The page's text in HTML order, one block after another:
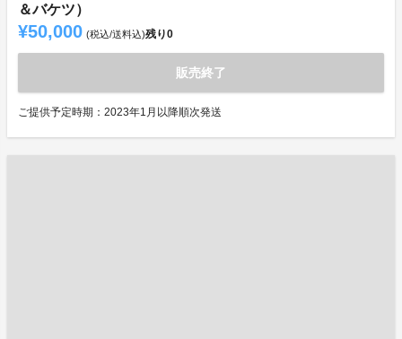
＆バケツ）
¥50,000 (税込/送料込)残り0
販売終了
ご提供予定時期：2023年1月以降順次発送